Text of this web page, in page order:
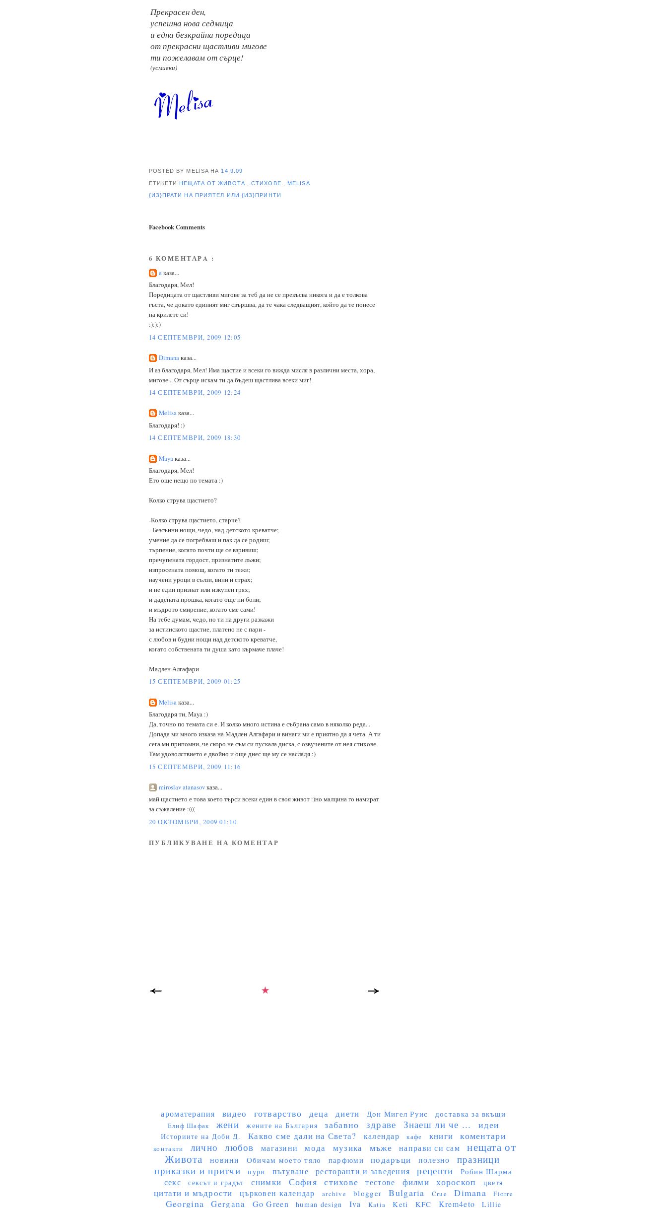
Прекрасен ден,
успешна нова седмица
и една безкрайна поредица
от прекрасни щастливи мигове
ти пожелавам от сърце!
(усмивки)
POSTED BY MELISA НА 14.9.09
ЕТИКЕТИ НЕЩАТА ОТ ЖИВОТА ,СТИХОВЕ MELISA
{ИЗ}ПРАТИ НА ПРИЯТЕЛ ИЛИ {ИЗ}ПРИНТИ
Facebook Comments
6 КОМЕНТАРA :
аказа...
Благодаря, Мел!
Поредицата от щастливи мигове за теб да не се прекъсва никога и да е толкова
гъста, че докато единият миг свършва, да те чака следващият, който да те понесе
на крилете си!
:):):)
14 СЕПТЕМВРИ, 2009 12:05
Dimanaказа...
И аз благодаря, Мел! Има щастие и всеки го вижда мисля в различни места, хора,
мигове... От сърце искам ти да бъдеш щастлива всеки миг!
14 СЕПТЕМВРИ, 2009 12:24
Melisaказа...
Благодаря! :)
14 СЕПТЕМВРИ, 2009 18:30
Mayaказа...
Благодаря, Мел!
Ето още нещо по темата :)
Колко струва щастието?
-Колко струва щастието, старче?
- Безсънни нощи, чедо, над детското креватче;
умение да се погребваш и пак да се родиш;
търпение, когато почти ще се взривиш;
пречупената гордост, признатите лъжи;
изпросената помощ, когато ти тежи;
научени уроци в сълзи, вини и страх;
и не един признат или изкупен грях;
и дадената прошка, когато още ни боли;
и мъдрото смирение, когато сме сами!
На тебе думам, чедо, но ти на други разкажи
за истинското щастие, платено не с пари -
с любов и будни нощи над детското креватче,
когато собствената ти душа като кърмаче плаче!
Мадлен Алгафари
15 СЕПТЕМВРИ, 2009 01:25
Melisaказа...
Благодаря ти, Maya :)
Да, точно по темата си е. И колко много истина е събрана само в няколко реда...
Допада ми много изказа на Мадлен Алгафари и винаги ми е приятно да я чета. А ти
сега ми припомни, че скоро не съм си пускала диска, с озвучените от нея стихове.
Там удоволствието е двойно и още днес ще му се насладя :)
15 СЕПТЕМВРИ, 2009 11:16
miroslav atanasovказа...
май щастието е това което търси всеки един в своя живот :)но малцина го намират
за съжаление :(((
20 ОКТОМВРИ, 2009 01:10
ПУБЛИКУВАНЕ НА КОМЕНТАР
ароматерапия видео готварство деца диети Дон Мигел Руис доставка за вкъщи
Елиф Шафак жени жените на България забавно здраве Знаеш ли че ... идеи
Историите на Доби Д. Какво сме дали на Света? календар кафе книги коментари
контакти лично любов магазини мода музика мъже направи си сам
нещата от
Живота
новини Обичам моето тяло парфюми подаръци полезно
празници
приказки и притчи
пури пътуване ресторанти и заведения рецепти Робин Шарма
секс сексът и градът снимки София стихове тестове филми хороскоп цветя
цитати и мъдрости църковен календар archive blogger Bulgaria Crue Dimana Fiorre
Georgina Gergana Go Green human design Iva Katia Keti KFC Krem4eto Lillie